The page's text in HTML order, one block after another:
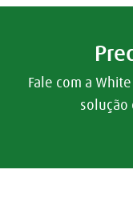
Fale com a
solução